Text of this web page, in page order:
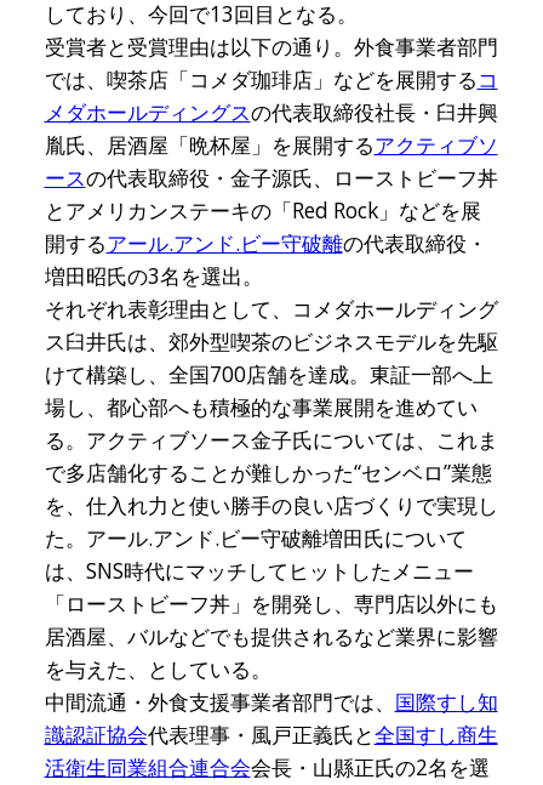
しており、今回で13回目となる。
受賞者と受賞理由は以下の通り。外食事業者部門
では、喫茶店「コメダ珈琲店」などを展開するコ
メダホールディングスの代表取締役社長・臼井興
胤氏、居酒屋「晩杯屋」を展開するアクティブソ
ースの代表取締役・金子源氏、ローストビーフ丼
とアメリカンステーキの「Red Rock」などを展
開するアール.アンド.ビー守破離の代表取締役・
増田昭氏の3名を選出。
それぞれ表彰理由として、コメダホールディング
ス臼井氏は、郊外型喫茶のビジネスモデルを先駆
けて構築し、全国700店舗を達成。東証一部へ上
場し、都心部へも積極的な事業展開を進めてい
る。アクティブソース金子氏については、これま
で多店舗化することが難しかった“センベロ”業態
を、仕入れ力と使い勝手の良い店づくりで実現し
た。アール.アンド.ビー守破離増田氏について
は、SNS時代にマッチしてヒットしたメニュー
「ローストビーフ丼」を開発し、専門店以外にも
居酒屋、バルなどでも提供されるなど業界に影響
を与えた、としている。
中間流通・外食支援事業者部門では、 国際すし知
識認証協会代表理事・風戸正義氏と全国すし商生
活衛生同業組合連合会会長・山縣正氏の2名を選